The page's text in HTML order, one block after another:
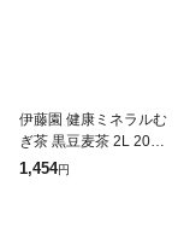
伊藤園 健康ミネラルむ
ぎ茶 黒豆麦茶 2L 2000
ml ペットボトル 6本 1
1,454円